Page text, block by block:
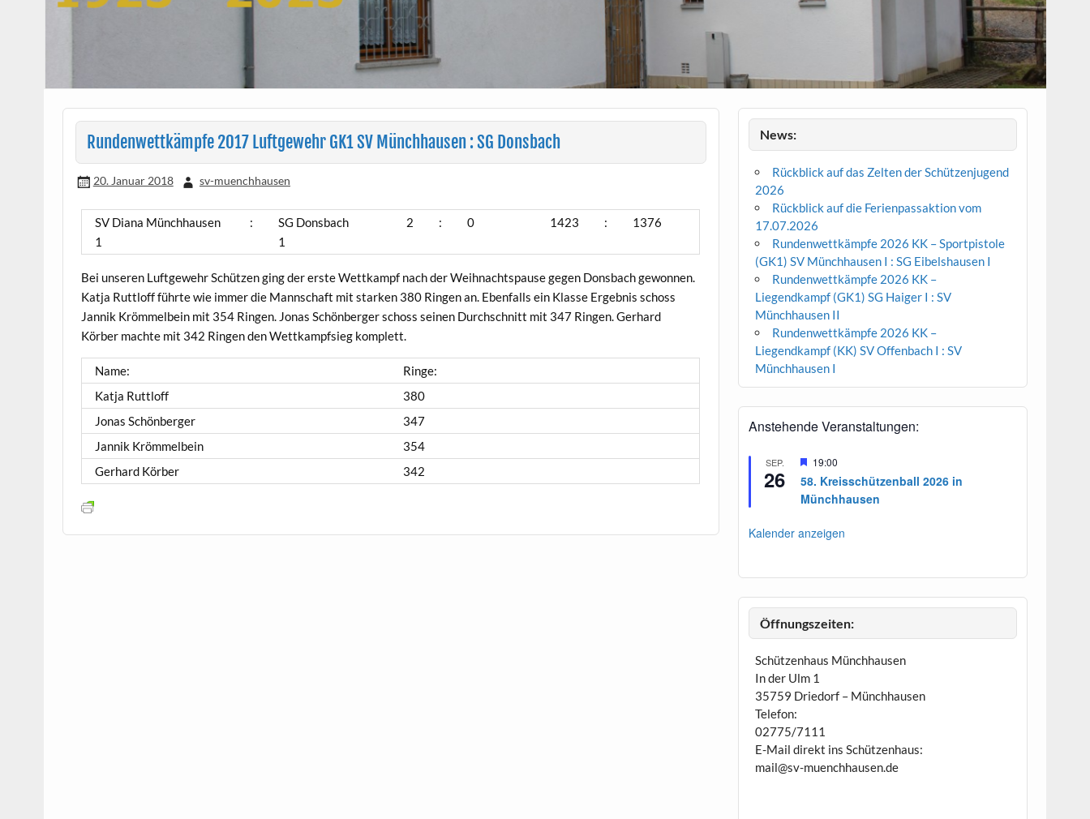
Rundenwettkämpfe 2017 Luftgewehr GK1 SV Münchhausen : SG Donsbach
20. Januar 2018 sv-muenchhausen
SV Diana Münchhausen
1
:
SG Donsbach
1
2 : 0 1423 : 1376
Bei unseren Luftgewehr Schützen ging der erste Wettkampf nach der Weihnachtspause gegen Donsbach gewonnen.
Katja Ruttloff führte wie immer die Mannschaft mit starken 380 Ringen an. Ebenfalls ein Klasse Ergebnis schoss
Jannik Krömmelbein mit 354 Ringen. Jonas Schönberger schoss seinen Durchschnitt mit 347 Ringen. Gerhard
Körber machte mit 342 Ringen den Wettkampfsieg komplett.
Name:
Ringe:
Katja Ruttloff
380
Jonas Schönberger
347
Jannik Krömmelbein
354
Gerhard Körber
342
News:
Rückblick auf das Zelten der Schützenjugend
2026
Rückblick auf die Ferienpassaktion vom
17.07.2026
Rundenwettkämpfe 2026 KK – Sportpistole
(GK1) SV Münchhausen I : SG Eibelshausen I
Rundenwettkämpfe 2026 KK –
Liegendkampf (GK1) SG Haiger I : SV
Münchhausen II
Rundenwettkämpfe 2026 KK –
Liegendkampf (KK) SV Offenbach I : SV
Münchhausen I
Anstehende Veranstaltungen:
SEP.
26
H
r
v
g
o
19:00
58. Kreisschützenball 2026 in
Münchhausen
Kalender anzeigen
Öffnungszeiten:
Schützenhaus Münchhausen
In der Ulm 1
35759 Driedorf – Münchhausen
Telefon:
02775/7111
E-Mail direkt ins Schützenhaus:
mail@sv-muenchhausen.de